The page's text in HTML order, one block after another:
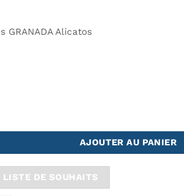
GRANADA Alicatos
AJOUTER AU PANIER
DE SOUHAITS